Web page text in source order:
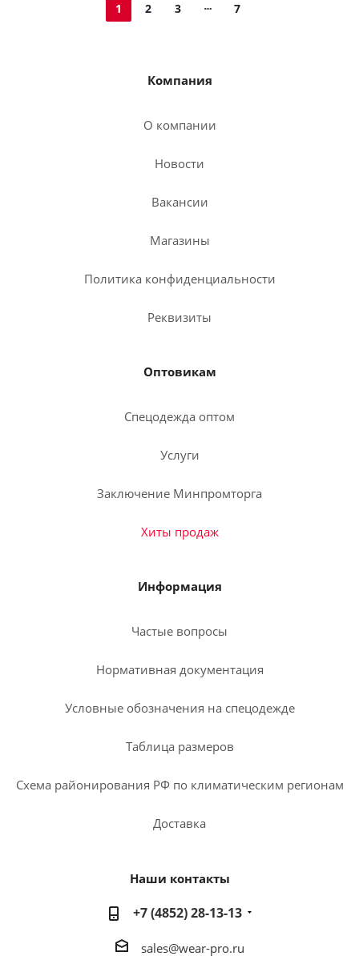
1 2 3 7
Компания
О компании
Новости
Вакансии
Магазины
Политика конфиденциальности
Реквизиты
Оптовикам
Спецодежда оптом
Услуги
Заключение Минпромторга
Хиты продаж
Информация
Частые вопросы
Нормативная документация
Условные обозначения на спецодежде
Таблица размеров
Схема районирования РФ по климатическим регионам
Доставка
Наши контакты
+7 (4852) 28-13-13
sales@wear-pro.ru